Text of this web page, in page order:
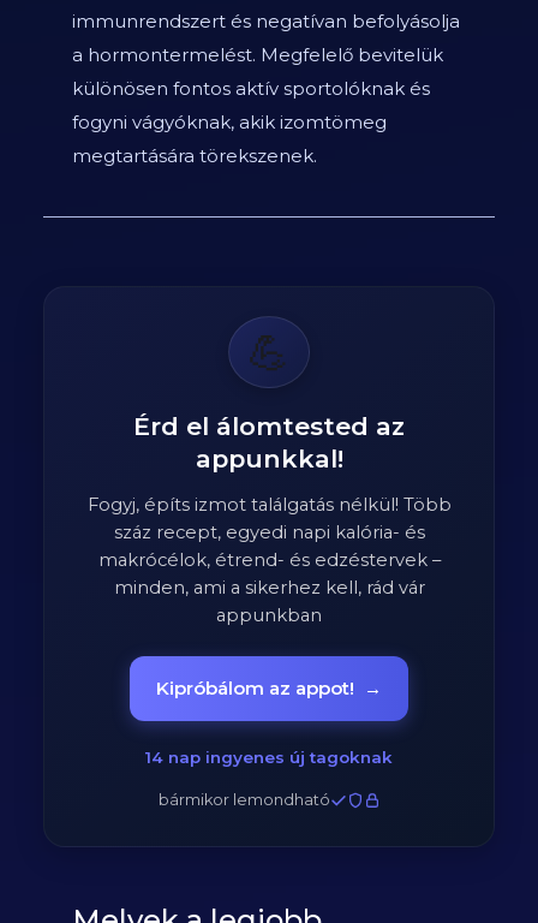
immunrendszert és negatívan befolyásolja
a hormontermelést. Megfelelő bevitelük
különösen fontos aktív sportolóknak és
fogyni vágyóknak, akik izomtömeg
megtartására törekszenek.
💪
Érd el álomtested az
appunkkal!
Fogyj, építs izmot találgatás nélkül! Több
száz recept, egyedi napi kalória- és
makrócélok, étrend- és edzéstervek –
minden, ami a sikerhez kell, rád vár
appunkban
Kipróbálom az appot! →
14 nap ingyenes új tagoknak
bármikor lemondható